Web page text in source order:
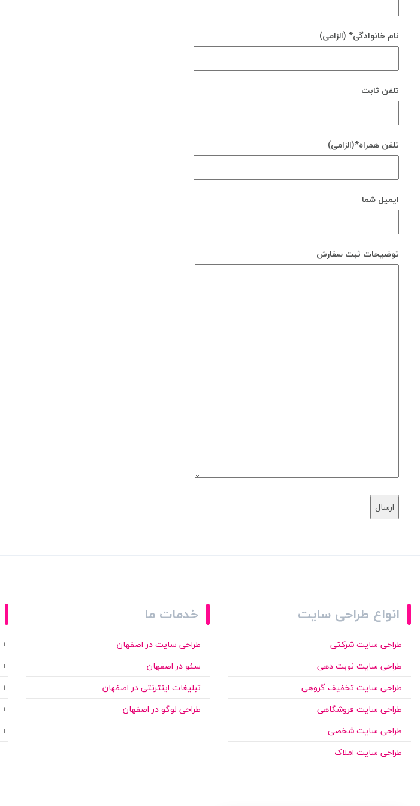
نام خانوادگی* (الزامی)
تلفن ثابت
تلفن همراه*(الزامی)
ایمیل شما
توضیحات ثبت سفارش
انواع طراحی سایت
طراحی سایت شرکتی
طراحی سایت نوبت دهی
طراحی سایت تخفیف گروهی
طراحی سایت فروشگاهی
طراحی سایت شخصی
طراحی سایت املاک
خدمات ما
طراحی سایت در اصفهان
سئو در اصفهان
تبلیغات اینترنتی در اصفهان
طراحی لوگو در اصفهان